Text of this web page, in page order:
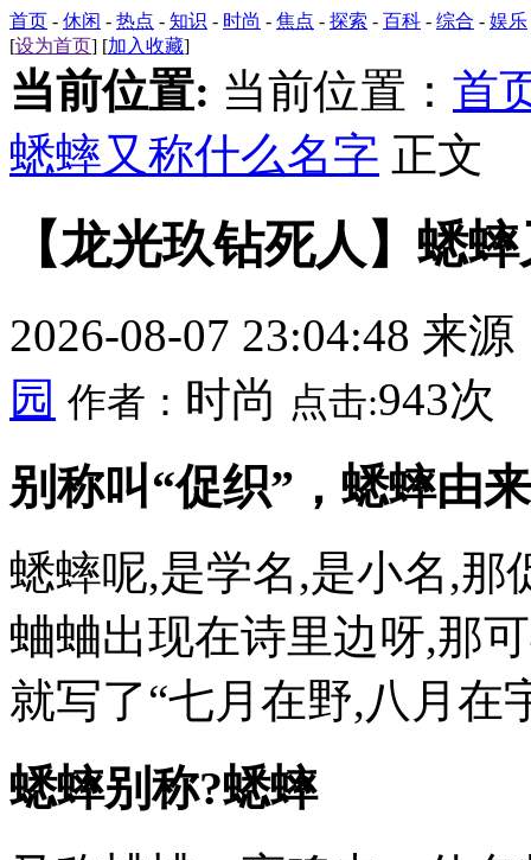
首页 - 休闲 - 热点 - 知识 - 时尚 - 焦点 - 探索 - 百科 - 综合 - 娱乐
[设为首页] [加入收藏]
当前位置: 当前位置： 首
蟋蟀又称什么名字 正文
【龙光玖钻死人】蟋
2026-08-07 23:04:48 来源
园 作者： 时尚 点击:943次
别称叫“促织”，蟋蟀由
蟋蟀呢,是学名,是小名,那
蛐蛐出现在诗里边呀,那
就写了“七月在野,八月在
蟋蟀别称?蟋蟀